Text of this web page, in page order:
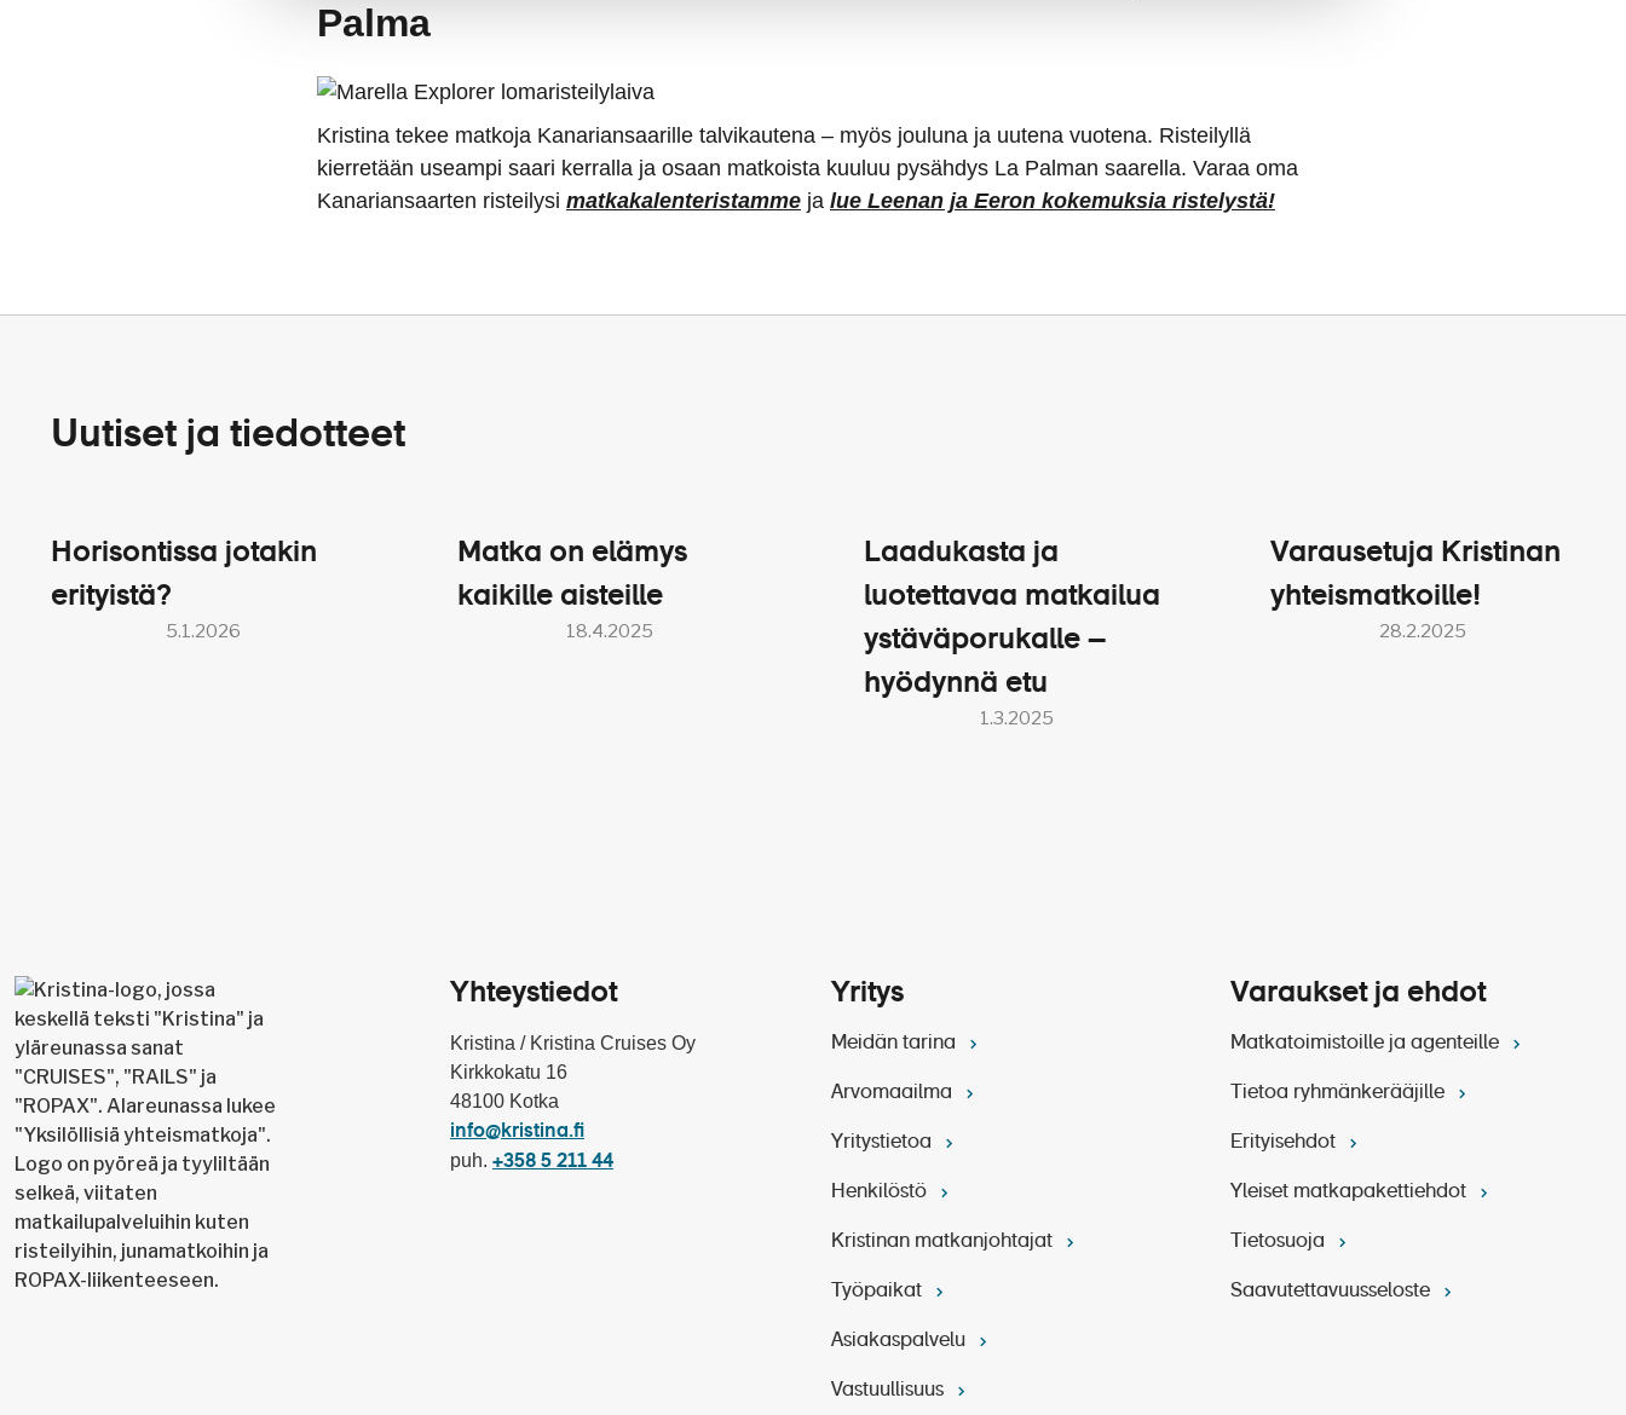
Palma
Kristina tekee matkoja Kanariansaarille talvikautena – myös jouluna ja uutena vuotena. Risteilyllä
kierretään useampi saari kerralla ja osaan matkoista kuuluu pysähdys La Palman saarella. Varaa oma
Kanariansaarten risteilysi matkakalenteristamme ja lue Leenan ja Eeron kokemuksia ristelystä!
Uutiset ja tiedotteet
Horisontissa jotakin
erityistä?
5.1.2026
Matka on elämys
kaikille aisteille
18.4.2025
Laadukasta ja
luotettavaa matkailua
ystäväporukalle –
hyödynnä etu
1.3.2025
Varausetuja Kristinan
yhteismatkoille!
28.2.2025
Yhteystiedot
Kristina / Kristina Cruises Oy
Kirkkokatu 16
48100 Kotka
info@kristina.fi
puh. +358 5 211 44
Yritys
Meidän tarina
Arvomaailma
Yritystietoa
Henkilöstö
Kristinan matkanjohtajat
Työpaikat
Asiakaspalvelu
Vastuullisuus
Varaukset ja ehdot
Matkatoimistoille ja agenteille
Tietoa ryhmänkerääjille
Erityisehdot
Yleiset matkapakettiehdot
Tietosuoja
Saavutettavuusseloste